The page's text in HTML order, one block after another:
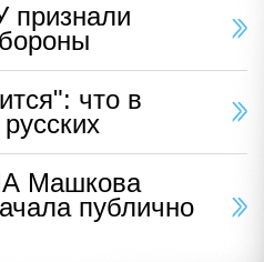
признали
что в
Машкова
публично